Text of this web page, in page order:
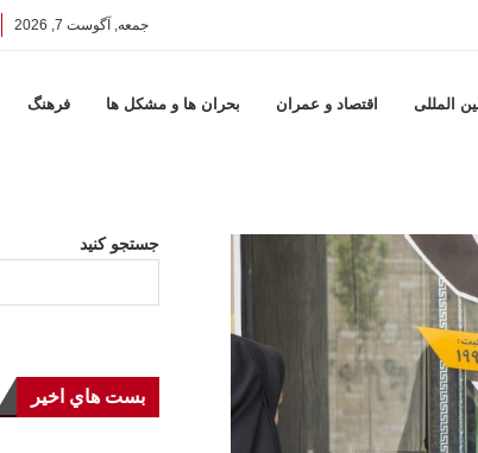
جمعه, آگوست 7, 2026
المللى اقتصاد و عمران بحران ها و مشكل ها فرهنگ
جستجو کنید
بست هاي اخير